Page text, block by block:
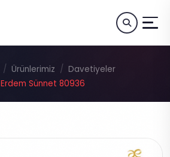
Ürünlerimiz
Davetiyeler
Erdem Sünnet 80936